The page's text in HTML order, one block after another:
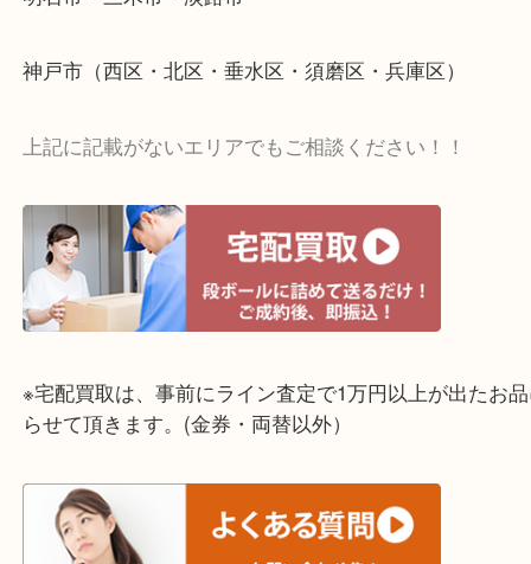
☆出張買取エリア☆
明石市・三木市・淡路市
上記に記載がないエリアでもご相談ください！！